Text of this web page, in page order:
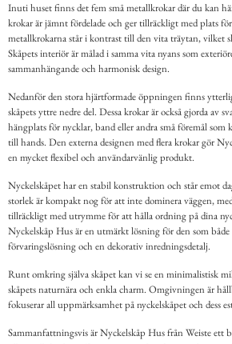
Inuti huset finns det fem små metallkrokar där du kan
krokar är jämnt fördelade och ger tillräckligt med plats
metallkrokarna står i kontrast till den vita träytan, vilket
Skåpets interiör är målad i samma vita nyans som
sammanhängande och harmonisk design.
Nedanför den stora hjärtformade öppningen finns
skåpets yttre nedre del. Dessa krokar är också gjorda av
hängplats för nycklar, band eller andra små föremål som
till hands. Den externa designen med flera krokar gör
en mycket flexibel och användarvänlig produkt.
Nyckelskåpet har en stabil konstruktion och står emot
storlek är kompakt nog för att inte dominera väggen,
tillräckligt med utrymme för att hålla ordning på dina
Nyckelskåp Hus är en utmärkt lösning för den som
förvaringslösning och en dekorativ inredningsdetalj.
Runt omkring själva skåpet kan vi se en minimalistisk
skåpets naturnära och enkla charm. Omgivningen är
fokuserar all uppmärksamhet på nyckelskåpet och dess
Sammanfattningsvis är Nyckelskåp Hus från Weiste ett